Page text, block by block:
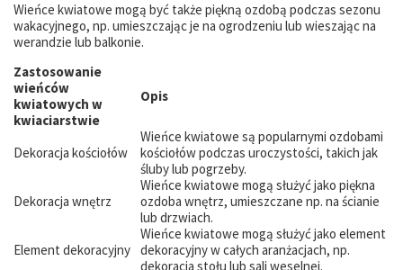
Wieńce kwiatowe mogą być także piękną ozdobą podczas sezonu
wakacyjnego, np. umieszczając je na ogrodzeniu lub wieszając na
werandzie lub balkonie.
Zastosowanie
wieńców
kwiatowych w
kwiaciarstwie
Opis
Dekoracja kościołów
Wieńce kwiatowe są popularnymi ozdobami
kościołów podczas uroczystości, takich jak
śluby lub pogrzeby.
Dekoracja wnętrz
Wieńce kwiatowe mogą służyć jako piękna
ozdoba wnętrz, umieszczane np. na ścianie
lub drzwiach.
Element dekoracyjny
Wieńce kwiatowe mogą służyć jako element
dekoracyjny w całych aranżacjach, np.
dekoracja stołu lub sali weselnej.